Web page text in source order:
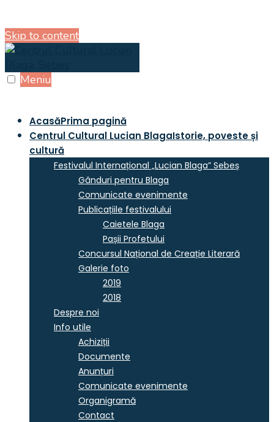
Skip to content
Meniu
AcasăPrima pagină
Centrul Cultural Lucian BlagaIstorie, poveste și
cultură
Festivalul Internațional „Lucian Blaga” Sebeș
Gânduri pentru Blaga
Comunicate evenimente
Publicațiile festivalului
Caietele Blaga
Pașii Profetului
Concursul Național de Creație Literară
Galerie foto
2019
2018
Despre noi
Info utile
Achiziții
Documente
Anunțuri
Comunicate evenimente
Organigramă
Contact